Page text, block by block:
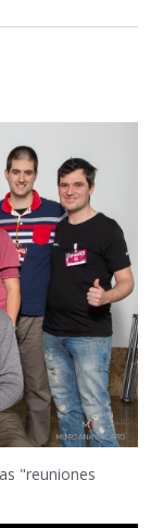
"reuniones